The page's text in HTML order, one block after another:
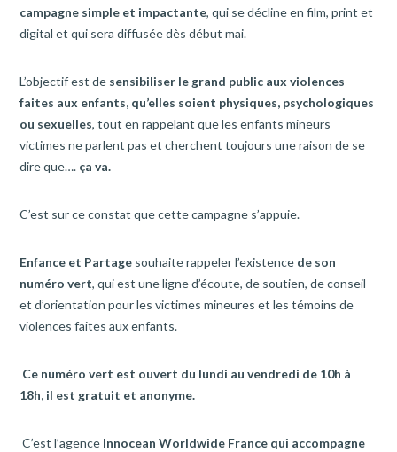
campagne simple et impactante, qui se décline en film, print et
digital et qui sera diffusée dès début mai.
L’objectif est de sensibiliser le grand public aux violences
faites aux enfants, qu’elles soient physiques, psychologiques
ou sexuelles, tout en rappelant que les enfants mineurs
victimes ne parlent pas et cherchent toujours une raison de se
dire que…. ça va.
C’est sur ce constat que cette campagne s’appuie.
Enfance et Partage souhaite rappeler l’existence de son
numéro vert, qui est une ligne d’écoute, de soutien, de conseil
et d’orientation pour les victimes mineures et les témoins de
violences faites aux enfants.
Ce numéro vert est ouvert du lundi au vendredi de 10h à
18h, il est gratuit et anonyme.
C’est l’agence Innocean Worldwide France qui accompagne